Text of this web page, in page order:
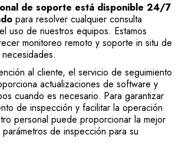
de soporte está disponible 24/7
para resolver cualquier consulta
uso de nuestros equipos. Estamos
monitoreo remoto y soporte in situ de
al cliente, el servicio de seguimiento
actualizaciones de software y
cuando es necesario. Para garantizar
de inspección y facilitar la operación
personal puede proporcionar la mejor
de inspección para su